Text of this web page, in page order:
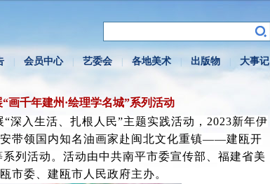
会员中心 艺委会 各地美术 出版物 大事记
画千年建州·绘理学名城”系列活动
深入生活、扎根人民”主题实践活动，2023新年伊
带领国内知名油画家赴闽北文化重镇——建瓯开
列活动。活动由中共南平市委宣传部、福建省美
市委、建瓯市人民政府主办。